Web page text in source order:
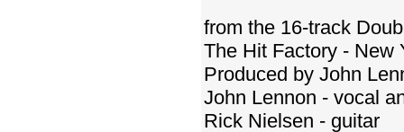
from the 16-track
The Hit Factory - New
Produced by John
John Lennon - vocal
Rick Nielsen - guitar